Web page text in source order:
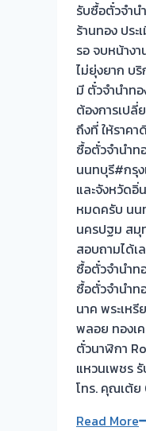
|
รับซื้อตั๋วจำน
ร้านทอง ปร
รอ จบหน้าง
ไม่ยุ่งยาก บ
มี ตั๋วจำนำทอ
ต้องการเปลี่
ถึงที่ ให้ราค
ซื้อตั๋วจำนำท
นนทบุรี#กรุ
และจังหวัดอิ่
หมดครับ นน
นครปฐม สมุ
สอบถามได้เ
ซื้อตั๋วจำนำ
ซื้อตั๋วจำนำท
นาค พระเห
พลอย ทองเค
ตั๋วนาฬิกา
แหวนเพชร
โทร. คุณเต้ย
Read More